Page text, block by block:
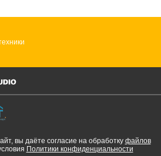
вы даёте согласие на обработку файлов
Политики конфиденциальности